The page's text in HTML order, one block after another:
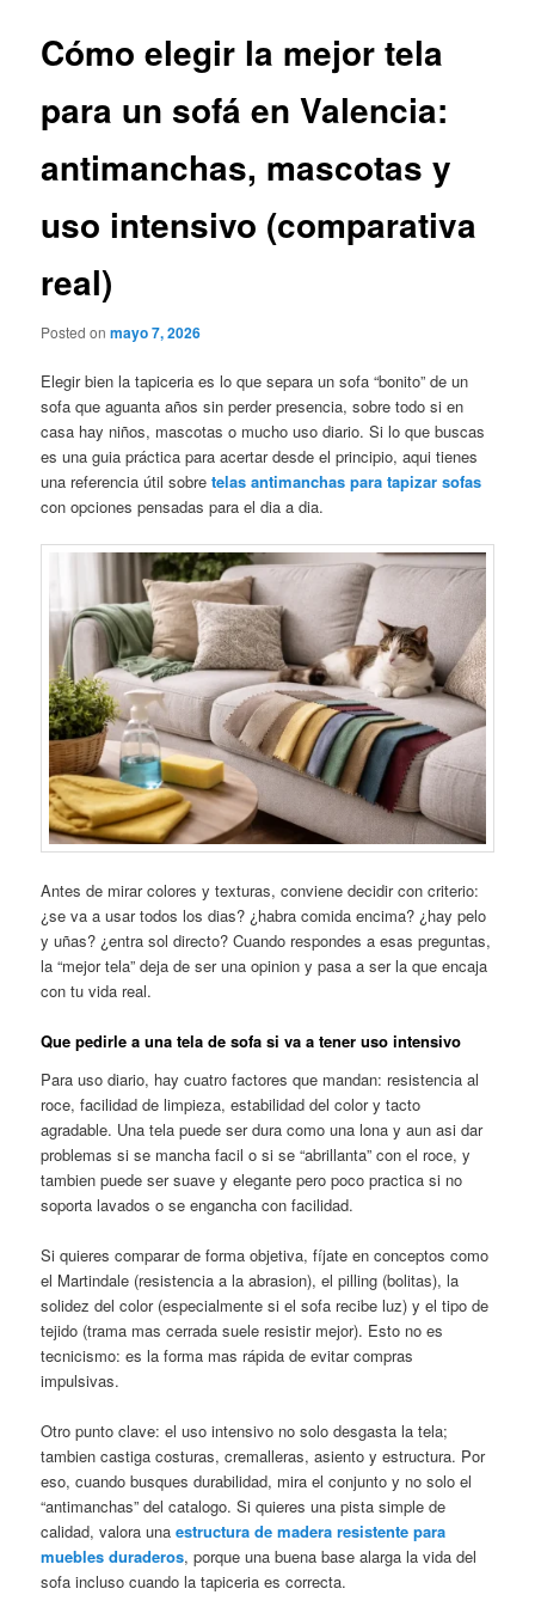
Cómo elegir la mejor tela
para un sofá en Valencia:
antimanchas, mascotas y
uso intensivo (comparativa
real)
Posted onmayo 7, 2026
Elegir bien la tapiceria es lo que separa un sofa “bonito” de un
sofa que aguanta años sin perder presencia, sobre todo si en
casa hay niños, mascotas o mucho uso diario. Si lo que buscas
es una guia práctica para acertar desde el principio, aqui tienes
una referencia útil sobretelas antimanchas para tapizar sofas
con opciones pensadas para el dia a dia.
Antes de mirar colores y texturas, conviene decidir con criterio:
¿se va a usar todos los dias? ¿habra comida encima? ¿hay pelo
y uñas? ¿entra sol directo? Cuando respondes a esas preguntas,
la “mejor tela” deja de ser una opinion y pasa a ser la que encaja
con tu vida real.
Que pedirle a una tela de sofa si va a tener uso intensivo
Para uso diario, hay cuatro factores que mandan: resistencia al
roce, facilidad de limpieza, estabilidad del color y tacto
agradable. Una tela puede ser dura como una lona y aun asi dar
problemas si se mancha facil o si se “abrillanta” con el roce, y
tambien puede ser suave y elegante pero poco practica si no
soporta lavados o se engancha con facilidad.
Si quieres comparar de forma objetiva, fíjate en conceptos como
el Martindale (resistencia a la abrasion), el pilling (bolitas), la
solidez del color (especialmente si el sofa recibe luz) y el tipo de
tejido (trama mas cerrada suele resistir mejor). Esto no es
tecnicismo: es la forma mas rápida de evitar compras
impulsivas.
Otro punto clave: el uso intensivo no solo desgasta la tela;
tambien castiga costuras, cremalleras, asiento y estructura. Por
eso, cuando busques durabilidad, mira el conjunto y no solo el
“antimanchas” del catalogo. Si quieres una pista simple de
calidad, valora unaestructura de madera resistente para
muebles duraderos, porque una buena base alarga la vida del
sofa incluso cuando la tapiceria es correcta.